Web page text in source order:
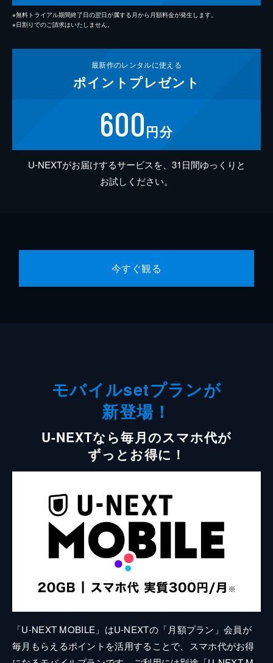
※無料トライアル期間終了日の翌日が属する月から月額料金が発生します。
※日割りでのご請求はいたしません。
最新作のレンタルに使える
ポイント プレゼント
600円分
U-NEXTがお届けするサービスを、31日間ゆっくりと
お試しください。
今すぐ観る
モバイルsetプランが
新登場！
U-NEXTなら毎月のスマホ代が
ずっとお得に！
「U-NEXT MOBILE」はU-NEXTの「月額プラン」会員が
毎月もらえるポイントを活用することで、スマホ代がお得